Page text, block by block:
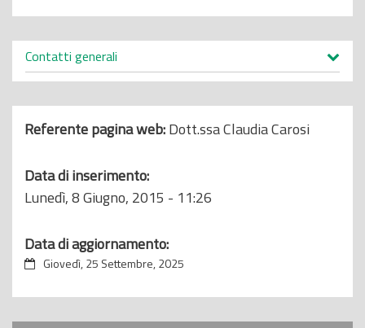
Contatti generali
Referente pagina web:Dott.ssa Claudia Carosi
Data di inserimento:
Lunedì, 8 Giugno, 2015 - 11:26
Data di aggiornamento:
Giovedì, 25 Settembre, 2025